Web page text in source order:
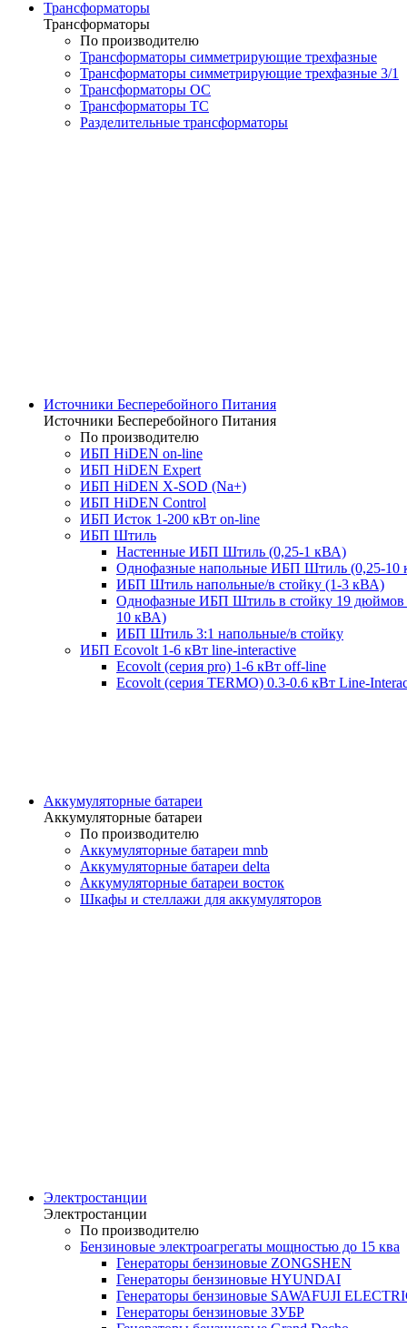
Трансформаторы
Трансформаторы
По производителю
Трансформаторы симметрирующие трехфазные
Трансформаторы симметрирующие трехфазные 3/1
Трансформаторы ОС
Трансформаторы ТС
Разделительные трансформаторы
Источники Бесперебойного Питания
Источники Бесперебойного Питания
По производителю
ИБП HiDEN on-line
ИБП HiDEN Expert
ИБП HiDEN X-SOD (Na+)
ИБП HiDEN Control
ИБП Исток 1-200 кВт on-line
ИБП Штиль
Настенные ИБП Штиль (0,25-1 кВА)
Однофазные напольные ИБП Штиль (0,25-10
ИБП Штиль напольные/в стойку (1-3 кВА)
Однофазные ИБП Штиль в стойку 19 дюймов
10 кВА)
ИБП Штиль 3:1 напольные/в стойку
ИБП Ecovolt 1-6 кВт line-interactive
Ecovolt (серия pro) 1-6 кВт off-line
Ecovolt (серия TERMO) 0.3-0.6 кВт Line-
Аккумуляторные батареи
Аккумуляторные батареи
По производителю
Аккумуляторные батареи mnb
Аккумуляторные батареи delta
Аккумуляторные батареи восток
Шкафы и стеллажи для аккумуляторов
Электростанции
Электростанции
По производителю
Бензиновые электроагрегаты мощностью до 15 ква
Генераторы бензиновые ZONGSHEN
Генераторы бензиновые HYUNDAI
Генераторы бензиновые SAWAFUJI
Генераторы бензиновые ЗУБР